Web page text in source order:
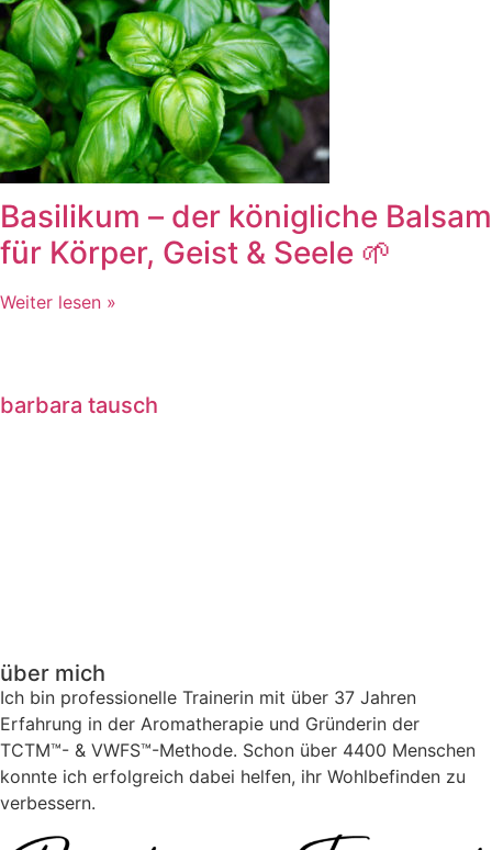
Basilikum – der königliche Balsam
für Körper, Geist & Seele 🌱
Weiter lesen »
barbara tausch
über mich
Ich bin professionelle Trainerin mit über 37 Jahren
Erfahrung in der Aromatherapie und Gründerin der
TCTM™- & VWFS™-Methode. Schon über 4400 Menschen
konnte ich erfolgreich dabei helfen, ihr Wohlbefinden zu
verbessern.